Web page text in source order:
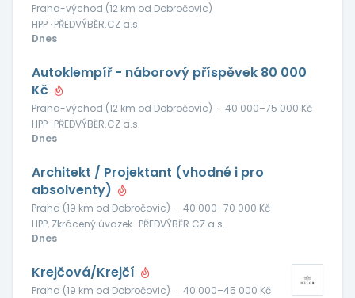
Praha-východ (12 km od Dobročovic)
HPP · PŘEDVÝBĚR.CZ a.s.
Dnes
Autoklempíř - náborový příspěvek 80 000
Kč
Praha-východ (12 km od Dobročovic) · 40 000–75 000 Kč
HPP · PŘEDVÝBĚR.CZ a.s.
Dnes
Architekt / Projektant (vhodné i pro
absolventy)
Praha (19 km od Dobročovic) · 40 000–70 000 Kč
HPP, Zkrácený úvazek · PŘEDVÝBĚR.CZ a.s.
Dnes
Krejčová/Krejčí
Praha (19 km od Dobročovic) · 40 000–45 000 Kč